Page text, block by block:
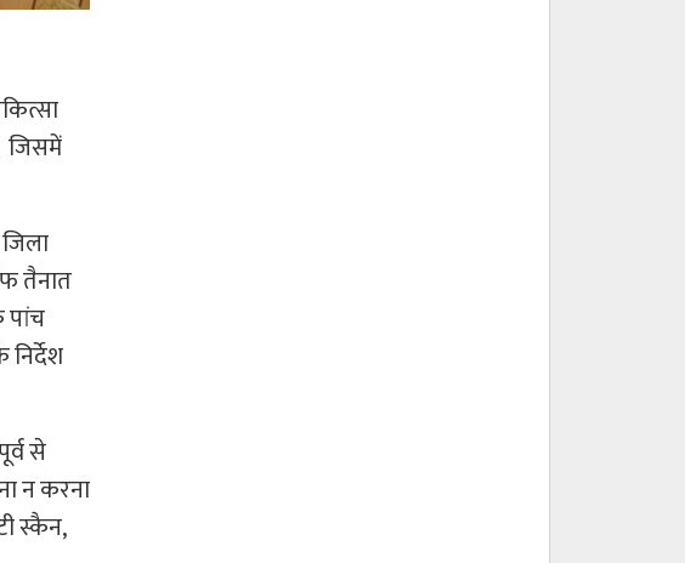
जिसमें
तैनात
पांच
से
न करना
स्कैन,